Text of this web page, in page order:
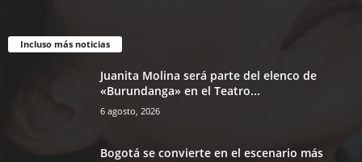
Incluso más noticias
Juanita Molina será parte del elenco de
«Burundanga» en el Teatro...
6 agosto, 2026
Bogotá se convierte en el escenario más